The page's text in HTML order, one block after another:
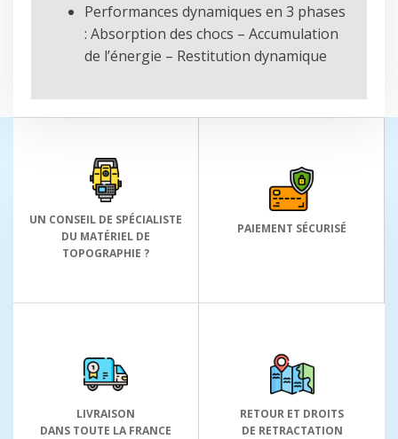
Performances dynamiques en 3 phases
: Absorption des chocs – Accumulation
de l’énergie – Restitution dynamique
UN CONSEIL DE SPÉCIALISTE
DU MATÉRIEL DE
TOPOGRAPHIE ?
PAIEMENT SÉCURISÉ
LIVRAISON
DANS TOUTE LA FRANCE
RETOUR ET DROITS
DE RETRACTATION